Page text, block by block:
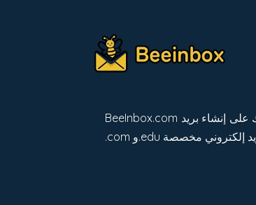
BeeInbox.com هي خدمة بريد إلكتروني مؤقتة مجانية وسريعة تساعدك على إنشاء بريد edu مجاني بسهولة. احمِ خصوصيتك وتجنب الرسائل المزعجة مع نطاقات